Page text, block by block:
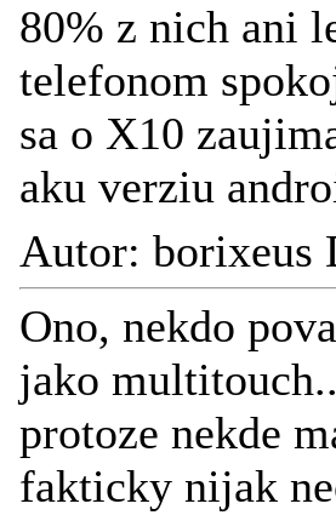
80% z nich ani
telefonom
sa o X10
aku verziu
Autor: borixeus
Ono, nekdo
jako
protoze nekde
fakticky nijak